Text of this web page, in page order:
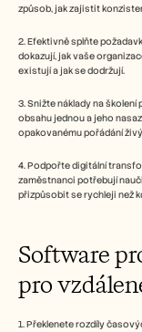
způsob, jak zajistit
2. Efektivně splňte
dokazují, jak vaše
existují a jak se dodržují.
3. Snižte náklady na
obsahu jednou a jeho
opakovanému pořádání
4. Podpořte digitální
zaměstnanci potřebují
přizpůsobit se rychleji než
Software
pro
1. Překlenete rozdíly